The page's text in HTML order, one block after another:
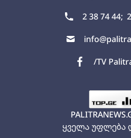
2 38 74 44;
/TV
ყველა უფლება